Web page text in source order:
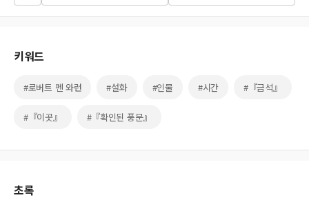
찾기
키워드
#로버트 펜 와런 #설화 #인물 #시간 #『금석』
#『이곳』 #『확인된 풍문』
초록